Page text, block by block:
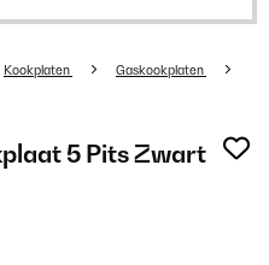
Kookplaten Gaskookplaten
5 Pits Zwart